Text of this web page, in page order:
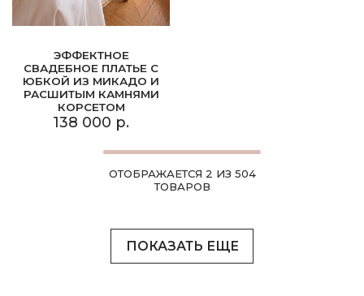
ЭФФЕКТНОЕ
СВАДЕБНОЕ ПЛАТЬЕ С
ЮБКОЙ ИЗ МИКАДО И
РАСШИТЫМ КАМНЯМИ
КОРСЕТОМ
138 000 р.
ОТОБРАЖАЕТСЯ 2 ИЗ 504
ТОВАРОВ
ПОКАЗАТЬ ЕЩЕ